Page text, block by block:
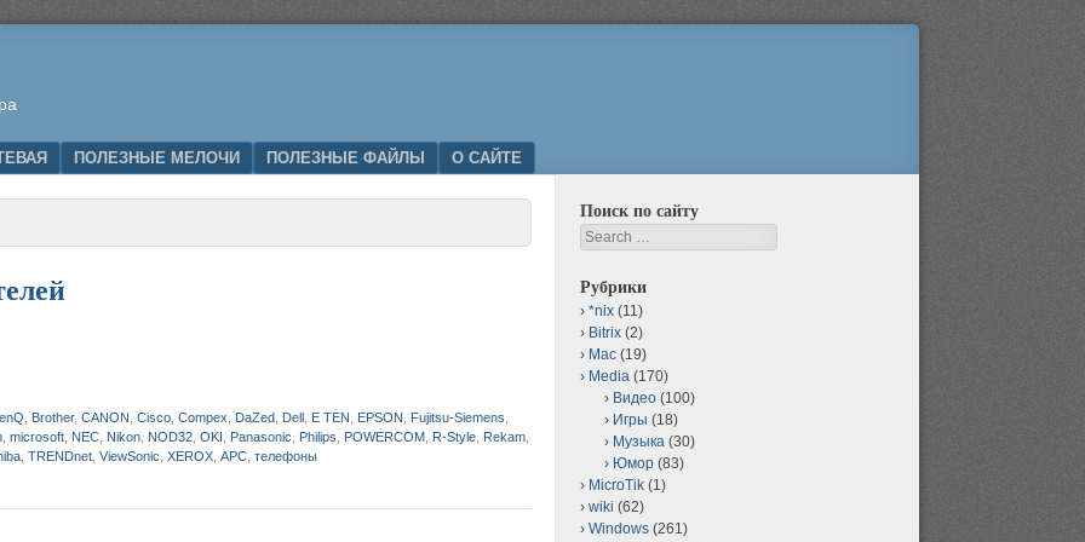
ПОЛЕЗНЫЕ МЕЛОЧИ ПОЛЕЗНЫЕ ФАЙЛЫ О САЙТЕ
Brother, CANON Cisco Compex DaZed Dell E TEN EPSON Fujitsu-Siemens
microsoft NEC Nikon NOD32 OKI Panasonic Philips POWERCOM R-Style Rekam
TRENDnet ViewSonic XEROX АPC телефоны
Поиск по сайту
Search
Рубрики
*nix (11)
Bitrix (2)
Mac (19)
Media (170)
Видео (100)
Игры (18)
Музыка (30)
Юмор (83)
MicroTik (1)
wiki (62)
Windows (261)